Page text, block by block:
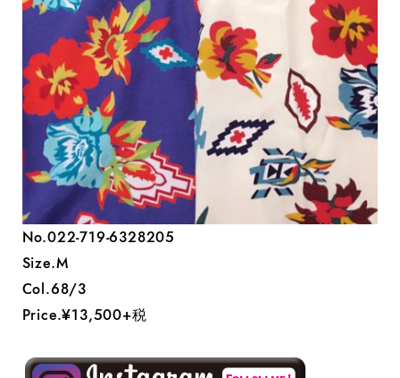
No.022-719-6328205
Size.M
Col.68/3
Price.¥13,500+税